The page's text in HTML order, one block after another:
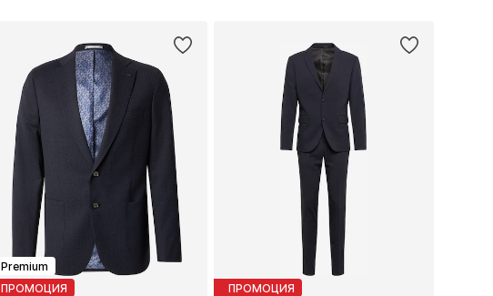
Premium
ПРОМОЦИЯ
ПРОМОЦИЯ